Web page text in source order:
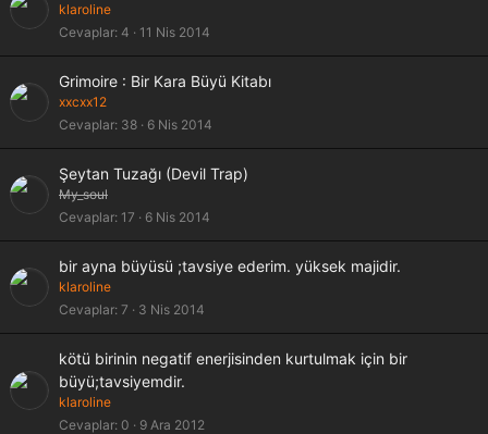
klaroline
Cevaplar 4 11 Nis 2014
Grimoire : Bir Kara Büyü Kitabı
xxcxx12
Cevaplar 38 6 Nis 2014
Şeytan Tuzağı (Devil Trap)
My_soul
Cevaplar 17 6 Nis 2014
bir ayna büyüsü ;tavsiye ederim. yüksek majidir.
klaroline
Cevaplar 7 3 Nis 2014
kötü birinin negatif enerjisinden kurtulmak için bir
büyü;tavsiyemdir.
klaroline
Cevaplar 0 9 Ara 2012